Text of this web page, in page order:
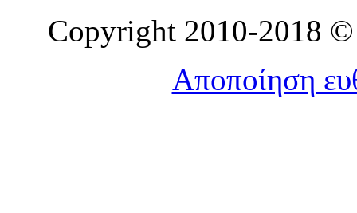
Copyright 2010-2018
Αποποίηση